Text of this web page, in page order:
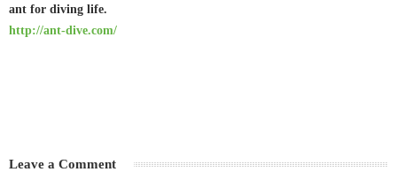
ant for diving life.
http://ant-dive.com/
Leave a Comment